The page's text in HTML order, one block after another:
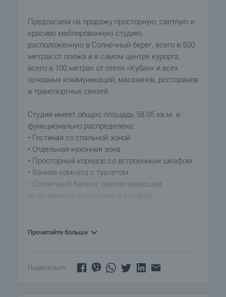
Предлагаем на продажу просторную, светлую и
красиво меблированную студию,
расположенную в Солнечный берег, всего в 500
метрах от пляжа и в самом центре курорта,
всего в 100 метрах от отеля «Кубан» и всех
основных коммуникаций, магазинов, ресторанов
и транспортных связей.
Студия имеет общую площадь 58.05 кв.м. и
функционально распределена:
• Гостиная со спальной зоной
• Отдельная кухонная зона
• Просторный коридор со встроенным шкафом
• Ванная комната с туалетом
• Солнечный балкон, обеспечивающий
естественное освещение и комфорт
и ухоженной, а дополнительным удобством
месяцы.
Прочитайте больше
Поделиться: